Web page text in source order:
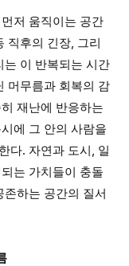
저 움직이는 공간
직후의 긴장, 그리
는 이 반복되는 시간
머무름과 회복의 감
재난에 반응하는
에 그 안의 사람을
다. 자연과 도시, 일
는 가치들이 충돌
하는 공간의 질서